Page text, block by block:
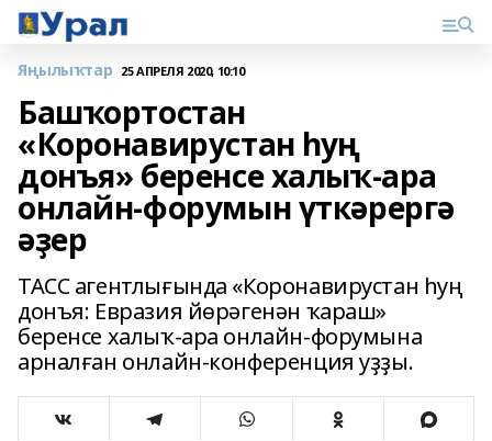
Яңылыҡтар 25 АПРЕЛЯ 2020, 10:10
Башҡортостан
«Коронавирустан һуң
донъя» беренсе халыҡ-ара
онлайн-форумын үткәрергә
әҙер
ТАСС агентлығында «Коронавирустан һуң
донъя: Евразия йөрәгенән ҡараш»
беренсе халыҡ-ара онлайн-форумына
арналған онлайн-конференция уҙҙы.